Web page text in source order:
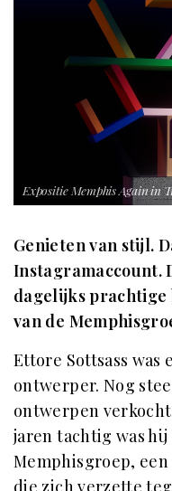
Expositie Memphis Again in
Genieten van stijl.
Instagramaccount.
dagelijks prachtige
van de
Ettore Sottsass was
ontwerper. Nog
ontwerpen
jaren tachtig was
Memphisgroep,
die zich verzette